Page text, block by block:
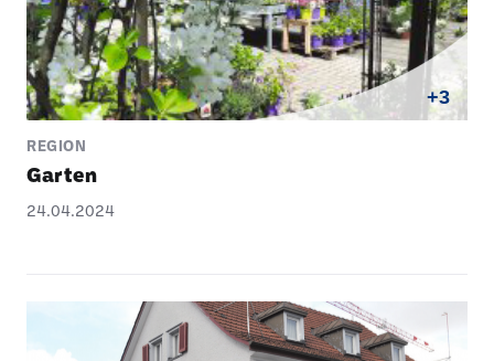
+3
REGION
Garten
24.04.2024